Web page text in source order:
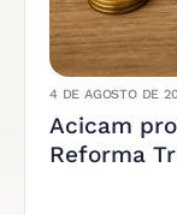
4 DE AGOSTO DE
Acicam
Reforma